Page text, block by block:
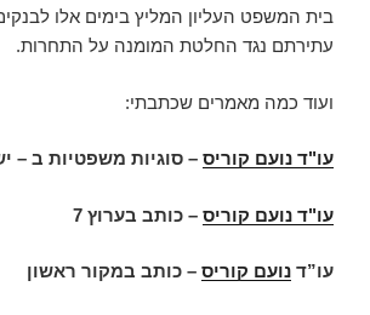
בית המשפט העליון המליץ בימים אלו
עתירתם נגד החלטת המומנה על התחרות.
ועוד כמה מאמרים שכתבתי:
עו"ד נועם קוריס – סוגיות משפטיות ב –
עו"ד נועם קוריס – כותב בערוץ 7
עו”ד נועם קוריס – כותב במקור ראשון